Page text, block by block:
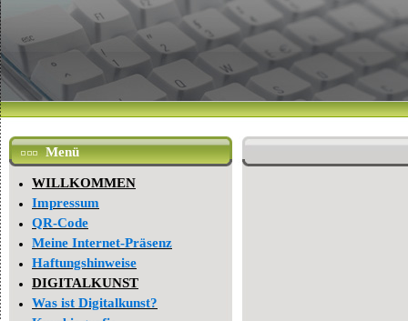
Menü
WILLKOMMEN
Impressum
QR-Code
Meine Internet-Präsenz
Haftungshinweise
DIGITALKUNST
Was ist Digitalkunst?